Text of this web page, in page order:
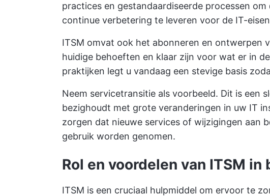
practices en gestandaardiseerde processen
continue verbetering te leveren voor de IT-
ITSM omvat ook het abonneren en ontwerpen
huidige behoeften en klaar zijn voor wat er in
praktijken legt u vandaag een stevige basis
Neem servicetransitie als voorbeeld. Dit is een
bezighoudt met grote veranderingen in uw IT
zorgen dat nieuwe services of wijzigingen aan
gebruik worden genomen.
Rol en voordelen van ITSM in
ITSM is een cruciaal hulpmiddel om ervoor te